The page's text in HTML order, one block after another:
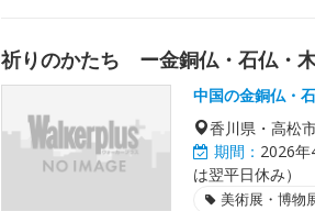
祈りのかたち ー金銅仏・石仏・
中国の金銅仏・
香川県・高松
期間： 2026
は翌平日休み）
美術展・博物